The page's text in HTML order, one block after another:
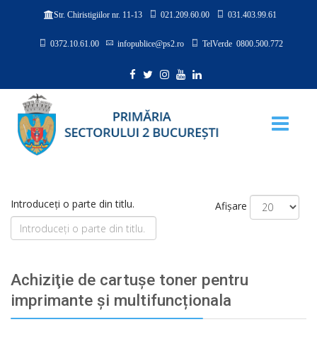
Str. Chiristigiilor nr. 11-13 021.209.60.00 031.403.99.61
0372.10.61.00 infopublice@ps2.ro TelVerde 0800.500.772
Introduceți o parte din titlu. Afișare
Achiziţie de cartușe toner pentru
imprimante și multifuncționala